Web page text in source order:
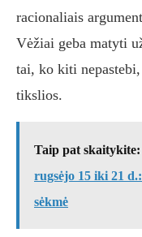
racionaliais
Vėžiai geba matyti
tai, ko kiti
tikslios.
Taip pat skaitykite:
rugsėjo 15 iki 21
sėkmė